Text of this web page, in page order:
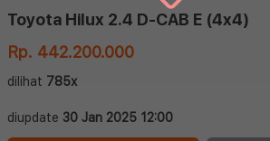
Toyota Hilux 2.4 D-CAB E (4x4)
Rp. 442.200.000
dilihat 785x
diupdate 30 Jan 2025 12:00